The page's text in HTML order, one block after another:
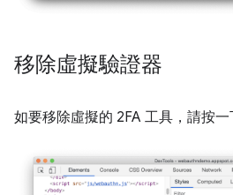
移除虛擬驗證器
如要移除虛擬的 2FA 工具，請按一